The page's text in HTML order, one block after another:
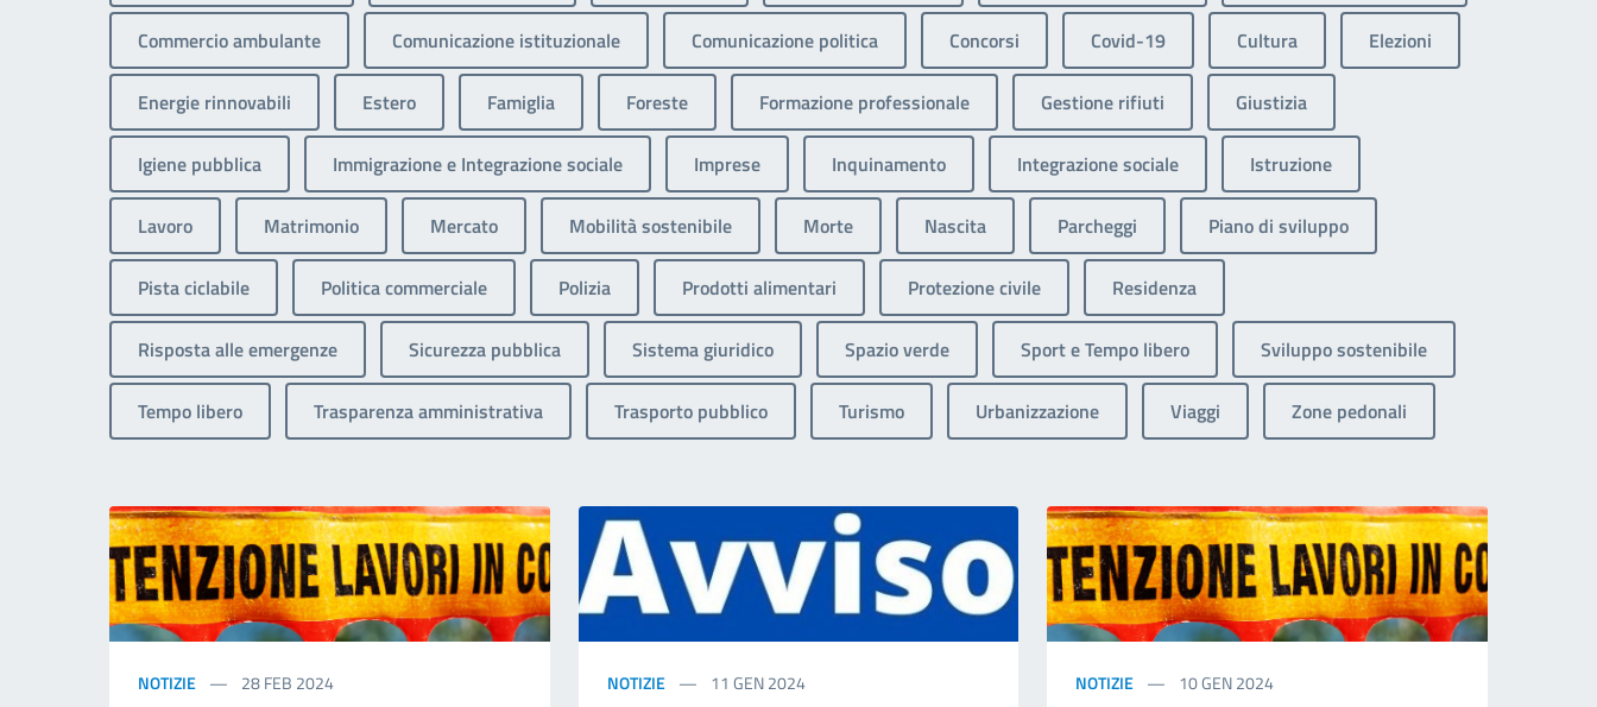
Commercio ambulante Comunicazione istituzionale Comunicazione politica Concorsi Covid-19 Cultura Elezioni
Energie rinnovabili Estero Famiglia Foreste Formazione professionale Gestione rifiuti Giustizia
Igiene pubblica Immigrazione e Integrazione sociale Imprese Inquinamento Integrazione sociale Istruzione
Lavoro Matrimonio Mercato Mobilità sostenibile Morte Nascita Parcheggi Piano di sviluppo
Pista ciclabile Politica commerciale Polizia Prodotti alimentari Protezione civile Residenza
Risposta alle emergenze Sicurezza pubblica Sistema giuridico Spazio verde Sport e Tempo libero Sviluppo sostenibile
Tempo libero Trasparenza amministrativa Trasporto pubblico Turismo Urbanizzazione Viaggi Zone pedonali
NOTIZIE 28FEB 2024 NOTIZIE 11 GEN 2024 NOTIZIE 10GEN 2024